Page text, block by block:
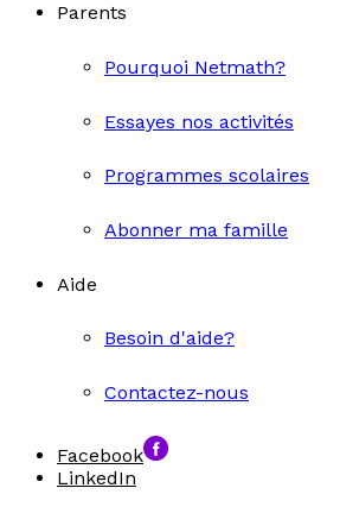
Parents
Pourquoi Netmath?
Essayes nos activités
Programmes scolaires
Abonner ma famille
Aide
Besoin d'aide?
Contactez-nous
Facebook
LinkedIn